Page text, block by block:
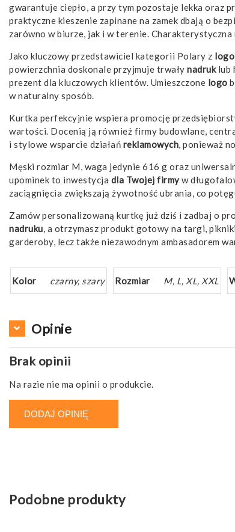
gwarantuje ciepło, a przy tym pozostaje lekka oraz
praktyczne kieszenie zapinane na zamek dbają o
zarówno w biurze, jak i w terenie.
Jako kluczowy przedstawiciel kategorii Polary z logo
powierzchnia doskonale przyjmuje trwały nadruklub
prezent dla kluczowych klientów. Umieszczone logo
w naturalny sposób.
Kurtka perfekcyjnie wspiera promocję
wartości. Docenią ją również firmy budowlane,
i stylowe wsparcie działań reklamowych , ponieważ
Męski rozmiar M, waga jedynie 616 g oraz
upominek to inwestycja dla Twojej firmyw
zaciągnięcia zwiększają żywotność ubrania, co
Zamów personalizowaną kurtkę już dziś i zadbaj o
nadruku , a otrzymasz produkt gotowy na targi,
garderoby, lecz także niezawodnym ambasadorem
Kolor czarny, szary Rozmiar M, L, XL, XXL
Opinie
Brak opinii
Na razie nie ma opinii o produkcie.
DODAJ OPINIĘ
Podobne produkty